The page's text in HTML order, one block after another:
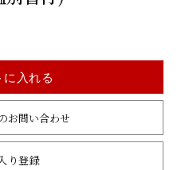
り登録
に入れる
お問い合わせ